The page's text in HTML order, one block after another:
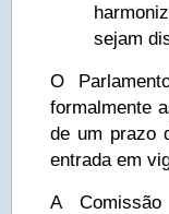
sejam
O
formalmente
de um prazo
entrada em
A